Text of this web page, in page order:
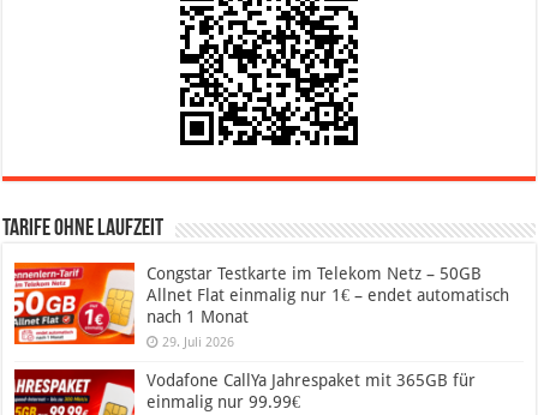
Tarife ohne Laufzeit
Congstar Testkarte im Telekom Netz – 50GB
Allnet Flat einmalig nur 1€ – endet automatisch
nach 1 Monat
29. Juli 2026
Vodafone CallYa Jahrespaket mit 365GB für
einmalig nur 99.99€